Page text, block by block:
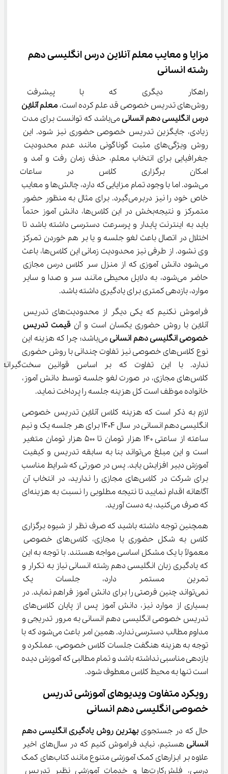
مزایا و معایب معلم آنلاین درس انگلیسی دهم
رشته انسانی
راهکار دیگری که با پیشرفت
روش‌های تدریس خصوصی قد علم کرده است،
معلم آنلاین
درس انگلیسی دهم انسانی
می‌باشد که توانست برای مدت
زیادی، جایگزین تدریس خصوصی حضوری نیز شود. این
روش ویژگی‌های مثبت گوناگونی مانند عدم محدودیت
جغرافیایی برای انتخاب معلم، حذف زمان رفت و آمد و
امکان برگزاری کلاس در
می‌شود. اما با وجود تمام مزایایی که دارد، چالش‌ها و معایب
خاص خود را نیز دربرمی‌گیرد. برای مثال به منظور حضور
متمرکز و نتیجه‌بخش در این کلاس‌ها، دانش آموز حتماً
باید به اینترنت پایدار و پرسرعت دسترسی داشته باشد تا
اختلال در اتصال باعث لغو جلسه و یا بر هم خوردن تمرکز
وی نشود. از طرفی نیز محدودیت زمانی این کلاس‌ها، باعث
می‌شود دانش آموزی که از منزل سر کلاس درس مجازی
حاضر می‌شود، به دلایل محیطی مانند سر و صدا و سایر
موارد، بازدهی کمتری برای یادگیری داشته باشد.
فراموش نکنیم که یکی دیگر از محدودیت‌های تدریس
آنلاین با روش حضوری یکسان است و آن قیمت تدریس
خصوصی انگلیسی دهم انسانی
می‌باشد؛ چرا که هزینه این
نوع کلاس‌های خصوصی نیز تفاوت چندانی با روش حضوری
ندارد. با این تفاوت که بر اساس قوانین سخت‌گیرانه
کلاس‌های مجازی، در صورت لغو جلسه توسط دانش آموز،
خانواده موظف است کل هزینه جلسه را پرداخت نماید.
لازم به ذکر است که هزینه کلاس آنلاین تدریس خصوصی
انگلیسی دهم انسانی در سال 1404 برای هر جلسه یک و نیم
ساعته از ساعتی 140 هزار تومان تا 500 هزار تومان متغیر
است و این مبلغ می‌تواند بنا به سابقه تدریس و کیفیت
آموزش دبیر افزایش یابد. پس در صورتی که شرایط مناسب
برای شرکت در کلاس‌های مجازی را ندارید، در انتخاب آن
آگاهانه اقدام نمایید تا نتیجه مطلوبی را نسبت به هزینه‌ای
که صرف می‌کنید، به دست آورید.
همچنین توجه داشته باشید که صرف نظر از شیوه برگزاری
کلاس به شکل حضوری یا مجازی، کلاس‌های خصوصی
معمولاً با یک مشکل اساسی مواجه هستند. با توجه به این
که یادگیری زبان انگلیسی دهم رشته انسانی نیاز به تکرار و
تمرین مستمر دارد، جلسات
نمی‌تواند چنین فرصتی را برای دانش آموز فراهم نماید. در
بسیاری از موارد نیز، دانش آموز پس از پایان کلاس‌های
تدریس خصوصی انگلیسی دهم انسانی به مرور تدریجی و
مداوم مطالب دسترسی ندارد. همین امر باعث می‌شود که با
توجه به هزینه‌ هنگفت جلسات کلاس خصوصی، عملکرد و
بازدهی مناسبی نداشته باشد و تمام مطالبی که آموزش دیده
است تنها به محیط کلاس معطوف شود.
رویکرد متفاوت ویدیوهای آموزشی تدریس
خصوصی انگلیسی دهم انسانی
حال که در جستجوی بهترین روش یادگیری انگلیسی دهم
انسانی
هستیم، نباید فراموش کنیم که در سال‌های اخیر
علاوه بر ابزارهای کمک آموزشی متنوع مانند کتاب‌های کمک
درسی، فلش‌کارت‌ها و خدمات آموزشی نظیر تدریس